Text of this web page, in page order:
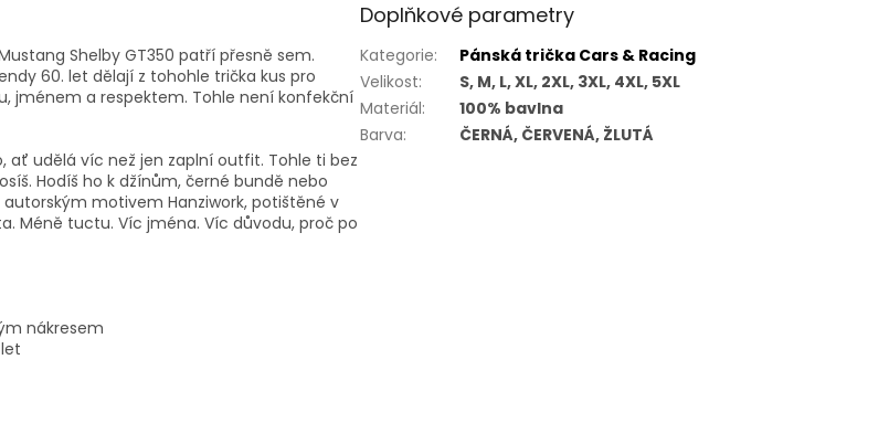
Shelby GT350 patří přesně sem.
60. let dělají z tohohle trička kus pro
jménem a respektem. Tohle není konfekční
ať udělá víc než jen zaplní outfit. Tohle ti bez
Hodíš ho k džínům, černé bundě nebo
motivem Hanziwork, potištěné v
Méně tuctu. Víc jména. Víc důvodu, proč po
nákresem
Doplňkové parametry
Kategorie:
Pánská trička Cars & Racing
Velikost:
S, M, L, XL, 2XL, 3XL, 4XL, 5XL
Materiál:
100% bavlna
Barva: ČERNÁ, ČERVENÁ, ŽLUTÁ